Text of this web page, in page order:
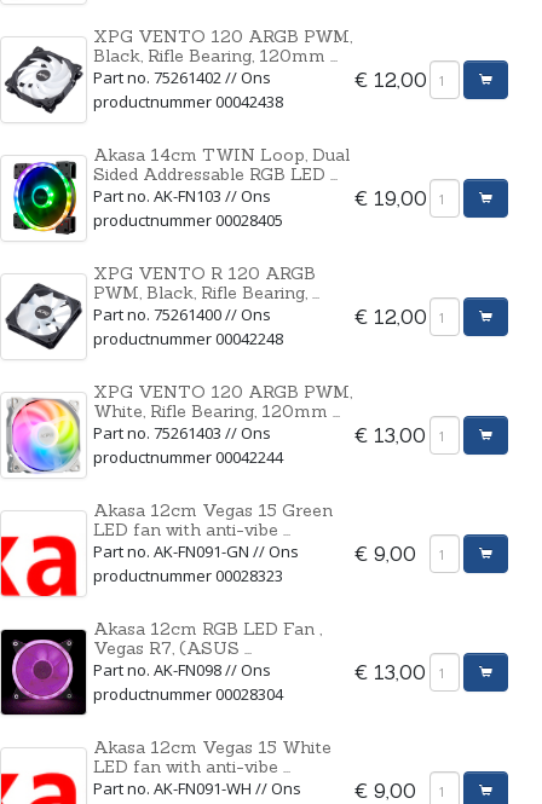
XPG VENTO 120 ARGB PWM,
Black, Rifle Bearing, 120mm ...
Part no. 75261402 // Ons
productnummer 00042438
€ 12,00
Akasa 14cm TWIN Loop, Dual
Sided Addressable RGB LED ...
Part no. AK-FN103 // Ons
productnummer 00028405
€ 19,00
XPG VENTO R 120 ARGB
PWM, Black, Rifle Bearing, ...
Part no. 75261400 // Ons
productnummer 00042248
€ 12,00
XPG VENTO 120 ARGB PWM,
White, Rifle Bearing, 120mm ...
Part no. 75261403 // Ons
productnummer 00042244
€ 13,00
Akasa 12cm Vegas 15 Green
LED fan with anti-vibe ...
Part no. AK-FN091-GN // Ons
productnummer 00028323
€ 9,00
Akasa 12cm RGB LED Fan ,
Vegas R7, (ASUS ...
Part no. AK-FN098 // Ons
productnummer 00028304
€ 13,00
Akasa 12cm Vegas 15 White
LED fan with anti-vibe ...
Part no. AK-FN091-WH // Ons
€ 9,00